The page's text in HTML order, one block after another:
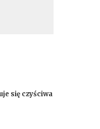
się czyściwa